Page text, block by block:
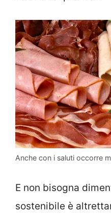
Anche con i saluti occorre
E non bisogna
sostenibile è